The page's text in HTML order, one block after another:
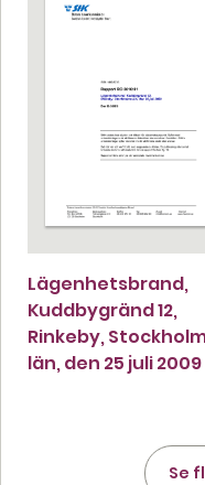
Lägenhetsbrand,
Kuddbygränd 12,
Rinkeby,
län, den 25 juli 2009
Se